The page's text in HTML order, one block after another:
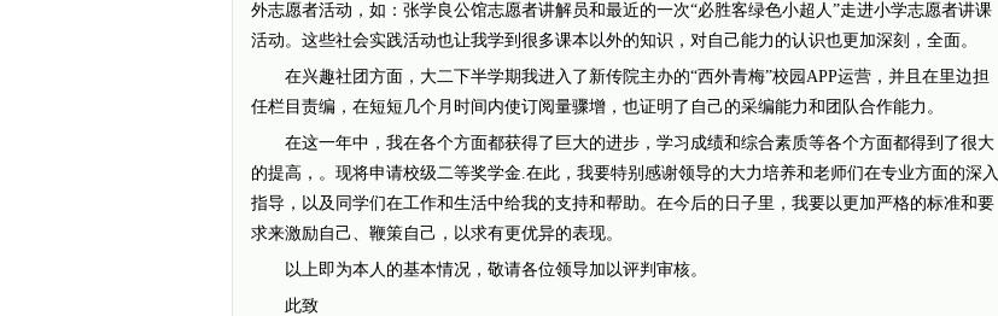
外志愿者活动，如：张学良公馆志愿者讲解员和最近的一次“必胜客绿色小超人”走进小学志愿者讲课
活动。这些社会实践活动也让我学到很多课本以外的知识，对自己能力的认识也更加深刻，全面。
在兴趣社团方面，大二下半学期我进入了新传院主办的“西外青梅”校园APP运营，并且在里边担
任栏目责编，在短短几个月时间内使订阅量骤增，也证明了自己的采编能力和团队合作能力。
在这一年中，我在各个方面都获得了巨大的进步，学习成绩和综合素质等各个方面都得到了很大
的提高，。现将申请校级二等奖学金.在此，我要特别感谢领导的大力培养和老师们在专业方面的深入
指导，以及同学们在工作和生活中给我的支持和帮助。在今后的日子里，我要以更加严格的标准和要
求来激励自己、鞭策自己，以求有更优异的表现。
以上即为本人的基本情况，敬请各位领导加以评判审核。
此致